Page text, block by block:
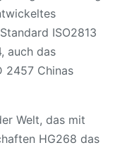
ISO2813
auch das
2457 Chinas
Welt, das mit
HG268 das